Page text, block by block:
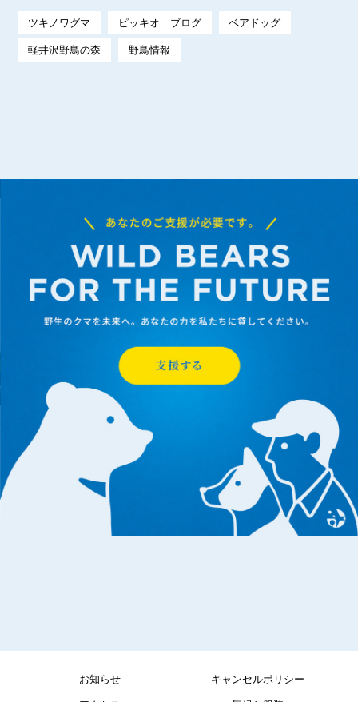
ツキノワグマ ピッキオ ブログ ベアドッグ
軽井沢野鳥の森 野鳥情報
お知らせ キャンセルポリシー